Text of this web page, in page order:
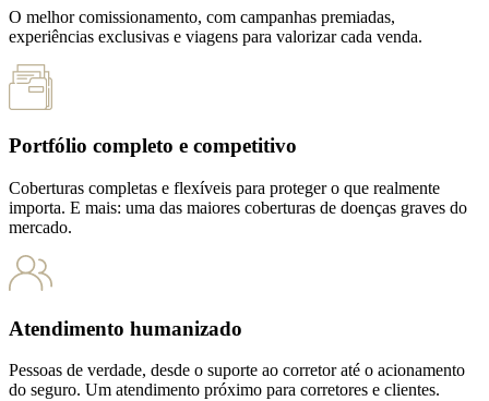
O melhor comissionamento, com campanhas premiadas,
experiências exclusivas e viagens para valorizar cada venda.
Portfólio completo e competitivo
Coberturas completas e flexíveis para proteger o que realmente
importa. E mais: uma das maiores coberturas de doenças graves do
mercado.
Atendimento humanizado
Pessoas de verdade, desde o suporte ao corretor até o acionamento
do seguro. Um atendimento próximo para corretores e clientes.